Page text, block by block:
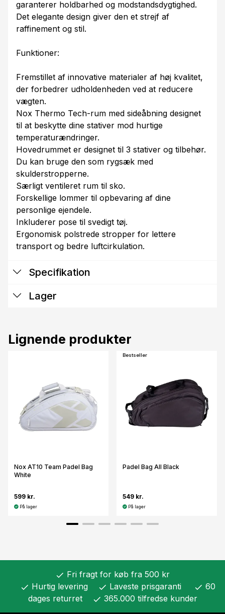
garanterer holdbarhed og modstandsdygtighed.
Det elegante design giver den et strejf af
raffinement og stil.
Funktioner:
Fremstillet af innovative materialer af høj kvalitet,
der forbedrer udholdenheden ved at reducere
vægten.
Nox Thermo Tech-rum med sideåbning designet
til at beskytte dine stativer mod hurtige
temperaturændringer.
Hovedrummet er designet til 3 stativer og tilbehør.
Du kan bruge den som rygsæk med
skulderstropperne.
Særligt ventileret rum til sko.
Forskellige lommer til opbevaring af dine
personlige ejendele.
Inkluderer pose til svedigt tøj.
Ergonomisk polstrede stropper for lettere
transport og bedre luftcirkulation.
Specifikation
Lager
Lignende produkter
Nox AT10 Team Padel Bag
White
599 kr.
På lager
Bestseller
Padel Bag All Black
549 kr.
På lager
check Fri fragt for køb fra 500 kr
check Hurtig levering check Laveste prisgaranti check 60
dages returret
check 365.000 tilfredse kunder